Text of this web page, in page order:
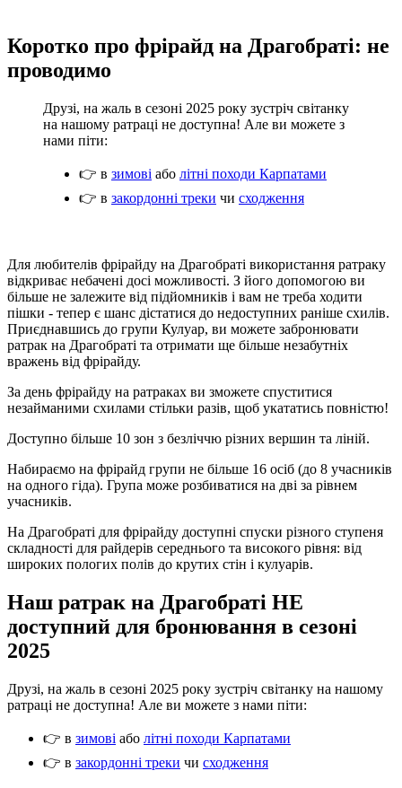
Коротко про фрірайд на Драгобраті: не
проводимо
Друзі, на жаль в сезоні 2025 року зустріч світанку
на нашому ратраці не доступна! Але ви можете з
нами піти:
👉 в зимові або літні походи Карпатами
👉 в закордонні треки чи сходження
Для любителів фрірайду на Драгобраті використання ратраку
відкриває небачені досі можливості. З його допомогою ви
більше не залежите від підйомників і вам не треба ходити
пішки - тепер є шанс дістатися до недоступних раніше схилів.
Приєднавшись до групи Кулуар, ви можете забронювати
ратрак на Драгобраті та отримати ще більше незабутніх
вражень від фрірайду.
За день фрірайду на ратраках ви зможете спуститися
незайманими схилами стільки разів, щоб укататись повністю!
Доступно більше 10 зон з безліччю різних вершин та ліній.
Набираємо на фрірайд групи не більше 16 осіб (до 8 учасників
на одного гіда). Група може розбиватися на дві за рівнем
учасників.
На Драгобраті для фрірайду доступні спуски різного ступеня
складності для райдерів середнього та високого рівня: від
широких пологих полів до крутих стін і кулуарів.
Наш ратрак на Драгобраті НЕ
доступний для бронювання в сезоні
2025
Друзі, на жаль в сезоні 2025 року зустріч світанку на нашому
ратраці не доступна! Але ви можете з нами піти:
👉 в зимові або літні походи Карпатами
👉 в закордонні треки чи сходження